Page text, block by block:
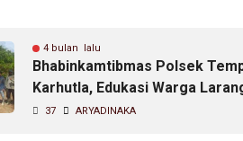
4 bulan lalu
Bhabinkamtibmas Polsek
Karhutla, Edukasi Warga
37 ARYADINAKA